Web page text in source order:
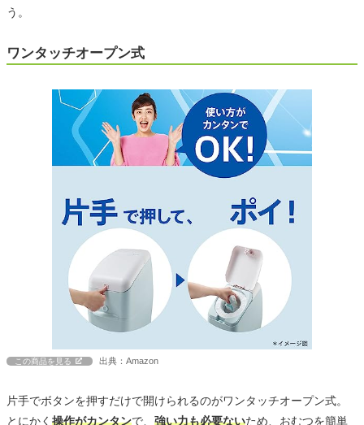
う。
ワンタッチオープン式
この商品を見る 出典：Amazon
片手でボタンを押すだけで開けられるのがワンタッチオープン式。
とにかく 操作がカンタンで、 強い力も必要ないため、おむつを簡単